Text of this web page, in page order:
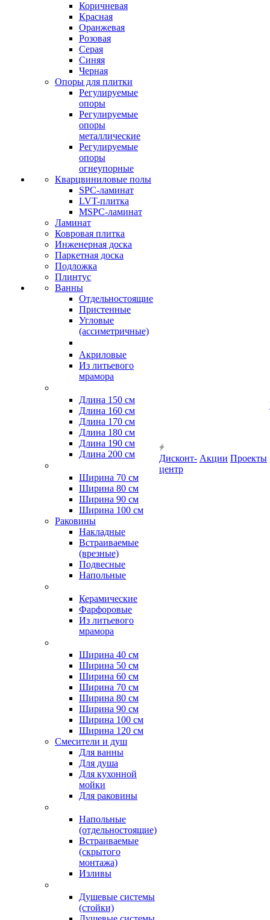
Коричневая
Красная
Оранжевая
Розовая
Серая
Синяя
Черная
Опоры для плитки
Регулируемые
опоры
Регулируемые
опоры
металлические
Регулируемые
опоры
огнеупорные
Кварцвиниловые полы
SPC-ламинат
LVT-плитка
MSPC-ламинат
Ламинат
Ковровая плитка
Инженерная доска
Паркетная доска
Подложка
Плинтус
Ванны
Отдельностоящие
Пристенные
Угловые
(ассиметричные)
Акриловые
Из литьевого
мрамора
Длина 150 см
Длина 160 см
Длина 170 см
Длина 180 см
Длина 190 см
Длина 200 см
Ширина 70 см
Ширина 80 см
Ширина 90 см
Ширина 100 см
Раковины
Накладные
Встраиваемые
(врезные)
Подвесные
Напольные
Керамические
Фарфоровые
Из литьевого
мрамора
Ширина 40 см
Ширина 50 см
Ширина 60 см
Ширина 70 см
Ширина 80 см
Ширина 90 см
Ширина 100 см
Ширина 120 см
Смесители и душ
Для ванны
Для душа
Для кухонной
мойки
Для раковины
Напольные
(отдельностоящие)
Встраиваемые
(скрытого
монтажа)
Изливы
Душевые системы
(стойки)
Дисконт-
центр
Акции Проекты